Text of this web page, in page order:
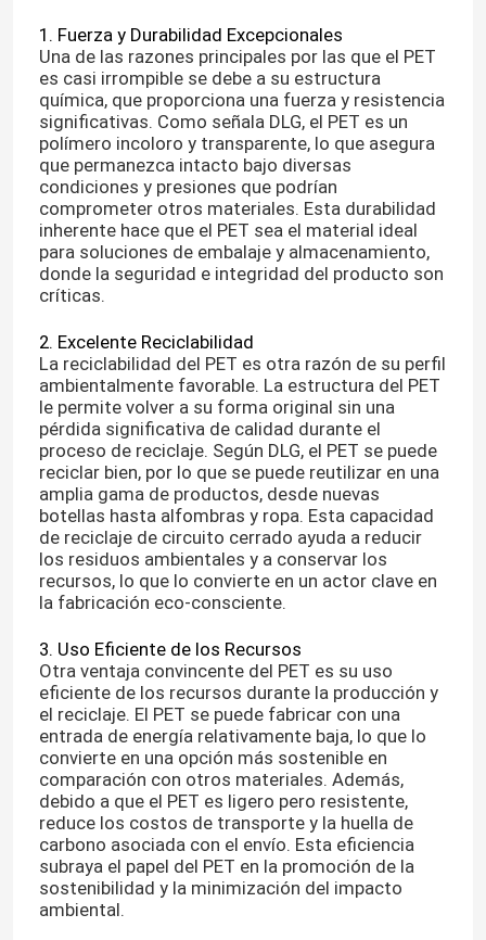
1. Fuerza y Durabilidad Excepcionales
Una de las razones principales por las que el PET
es casi irrompible se debe a su estructura
química, que proporciona una fuerza y resistencia
significativas. Como señala DLG, el PET es un
polímero incoloro y transparente, lo que asegura
que permanezca intacto bajo diversas
condiciones y presiones que podrían
comprometer otros materiales. Esta durabilidad
inherente hace que el PET sea el material ideal
para soluciones de embalaje y almacenamiento,
donde la seguridad e integridad del producto son
críticas.
2. Excelente Reciclabilidad
La reciclabilidad del PET es otra razón de su perfil
ambientalmente favorable. La estructura del PET
le permite volver a su forma original sin una
pérdida significativa de calidad durante el
proceso de reciclaje. Según DLG, el PET se puede
reciclar bien, por lo que se puede reutilizar en una
amplia gama de productos, desde nuevas
botellas hasta alfombras y ropa. Esta capacidad
de reciclaje de circuito cerrado ayuda a reducir
los residuos ambientales y a conservar los
recursos, lo que lo convierte en un actor clave en
la fabricación eco-consciente.
3. Uso Eficiente de los Recursos
Otra ventaja convincente del PET es su uso
eficiente de los recursos durante la producción y
el reciclaje. El PET se puede fabricar con una
entrada de energía relativamente baja, lo que lo
convierte en una opción más sostenible en
comparación con otros materiales. Además,
debido a que el PET es ligero pero resistente,
reduce los costos de transporte y la huella de
carbono asociada con el envío. Esta eficiencia
subraya el papel del PET en la promoción de la
sostenibilidad y la minimización del impacto
ambiental.